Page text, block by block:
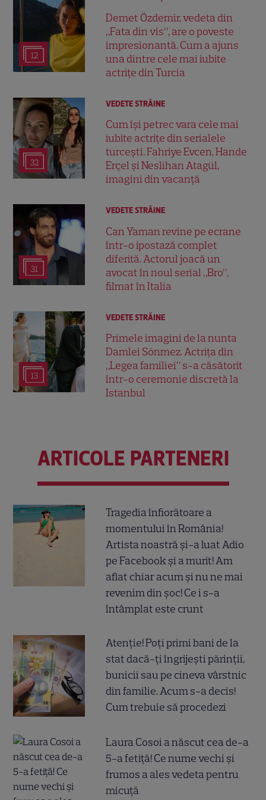
12
Demet Özdemir, vedeta din
„Fata din vis”, are o poveste
impresionantă. Cum a ajuns
una dintre cele mai iubite
actrițe din Turcia
32
VEDETE STRĂINE
Cum își petrec vara cele mai
iubite actrițe din serialele
turcești. Fahriye Evcen, Hande
Erçel și Neslihan Atagül,
imagini din vacanță
31
VEDETE STRĂINE
Can Yaman revine pe ecrane
într-o ipostază complet
diferită. Actorul joacă un
avocat în noul serial „Bro”,
filmat în Italia
13
VEDETE STRĂINE
Primele imagini de la nunta
Damlei Sönmez. Actrița din
„Legea familiei” s-a căsătorit
într-o ceremonie discretă la
Istanbul
ARTICOLE PARTENERI
Tragedia înfiorătoare a
momentului în România!
Artista noastră și-a luat Adio
pe Facebook și a murit! Am
aflat chiar acum și nu ne mai
revenim din șoc! Ce i s-a
întâmplat este crunt
Atenție! Poți primi bani de la
stat dacă-ți îngrijești părinții,
bunicii sau pe cineva vârstnic
din familie. Acum s-a decis!
Cum trebuie să procedezi
Laura Cosoi a născut cea de-a
5-a fetiță! Ce nume vechi și
frumos a ales vedeta pentru
micuță